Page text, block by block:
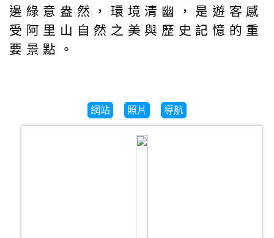
邊綠意盎然，環境清幽，是遊客感
受阿里山自然之美與歷史記憶的重
要景點。
網站 照片 導航